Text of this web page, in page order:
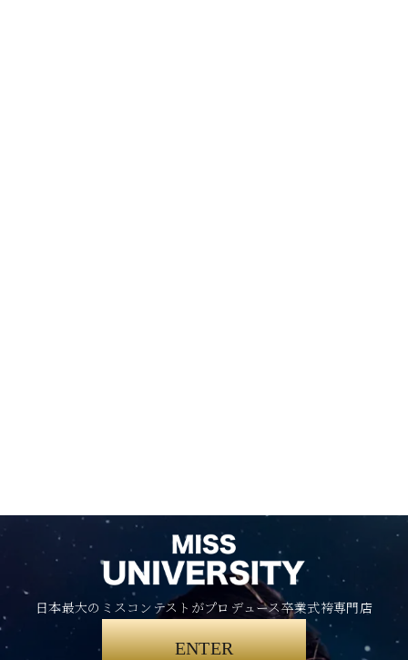
日本最大のミスコンテストがプロデュース卒業式袴専門店
ENTER